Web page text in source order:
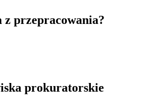
z przepracowania?
prokuratorskie